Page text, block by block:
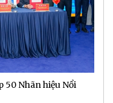
50 Nhãn hiệu Nổi